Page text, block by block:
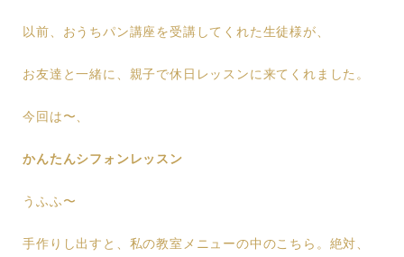
以前、おうちパン講座を受講してくれた生徒様が、
お友達と一緒に、親子で休日レッスンに来てくれました。
今回は〜、
かんたんシフォンレッスン
うふふ〜
手作りし出すと、私の教室メニューの中のこちら。絶対、